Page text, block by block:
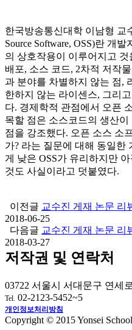
한국방송통신대학 이남형 교
Source Software, OSS)란 개
의 상호작용이 이루어지고
배포, 소스 코드, 2차적 저작
과 분야를 차별하지 않는 점,
한하지 않는 라이센스, 그리
다. 경제학적 관점에서 오픈
목할 점은 소스코드의 생산
점을 강조했다. 오픈 소스 소
가? 라는 질문에 대해 동일한
게 낮은 OSS가 유리하지만
것도 사실이라고 덧붙였다.
이전글 교수진 게재 논문 리
2018-06-25
다음글 교수진 게재 논문 리
2018-03-27
저작권 및 연락처
03722 서울시 서대문구 연세
Tel. 02-2123-5452~5
개인정보처리방침
Copyright © 2015 Yonsei